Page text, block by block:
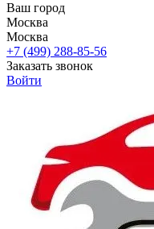
Ваш город
Москва
Москва
+7 (499) 288-85-56
Заказать звонок
Войти